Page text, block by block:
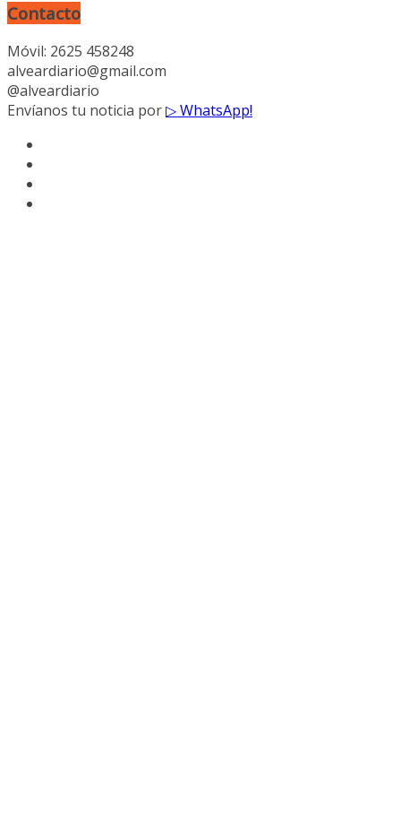
Contacto
Móvil: 2625 458248
alveardiario@gmail.com
@alveardiario
Envíanos tu noticia por▷ WhatsApp!